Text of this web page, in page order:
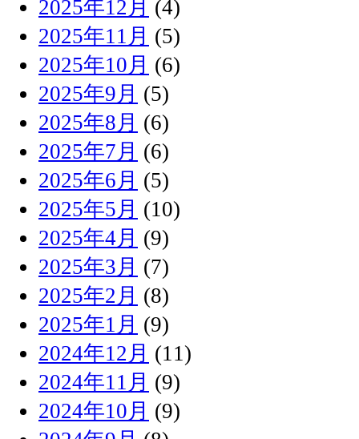
2025年12月 (4)
2025年11月 (5)
2025年10月 (6)
2025年9月 (5)
2025年8月 (6)
2025年7月 (6)
2025年6月 (5)
2025年5月 (10)
2025年4月 (9)
2025年3月 (7)
2025年2月 (8)
2025年1月 (9)
2024年12月 (11)
2024年11月 (9)
2024年10月 (9)